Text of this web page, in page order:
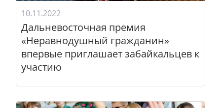
10.11.2022
Дальневосточная премия
«Неравнодушный гражданин»
впервые приглашает забайкальцев к
участию